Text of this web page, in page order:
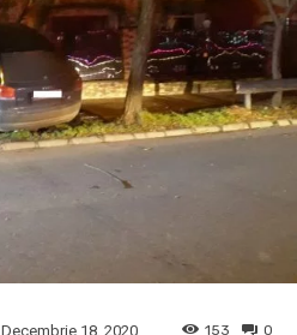
Decembrie 18, 2020 0
153